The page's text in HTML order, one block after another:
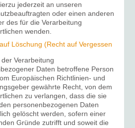
jederzeit an unseren
oder einen anderen
des für die Verarbeitung
wenden.
Löschung (Recht auf Vergessen
Verarbeitung
Daten betroffene Person
Europäischen Richtlinien- und
gewährte Recht, von dem
zu verlangen, dass die sie
personenbezogenen Daten
gelöscht werden, sofern einer
Gründe zutrifft und soweit die